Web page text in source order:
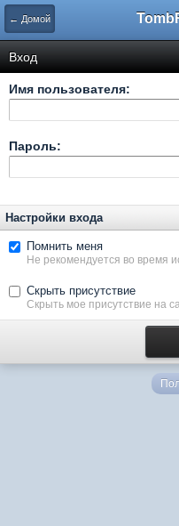
← Домой
Вход
Имя пользователя:
Пароль:
Настройки входа
Помнить меня
Не рекомендуется во время
Скрыть присутствие
Скрыть мое присутствие на